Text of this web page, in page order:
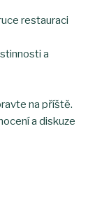
restauraci
a
na příště.
a diskuze